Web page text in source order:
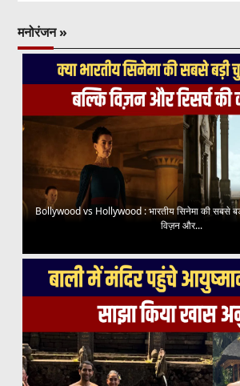
मनोरंजन »
Bollywood vs Hollywood : भारतीय सिनेमा की सबसे
विज़न और...